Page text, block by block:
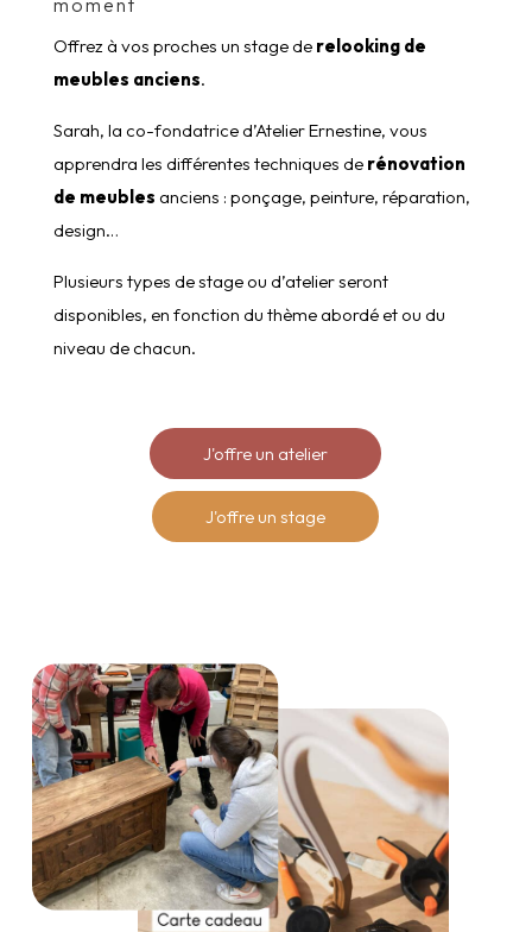
moment
Offrez à vos proches un stage derelooking de
meubles anciens.
Sarah, la co-fondatrice d’Atelier Ernestine, vous
apprendra les différentes techniques de rénovation
de meubles anciens : ponçage, peinture, réparation,
design…
Plusieurs types de stage ou d’atelier seront
disponibles, en fonction du thème abordé et ou du
niveau de chacun.
J'offre un atelier
J'offre un stage